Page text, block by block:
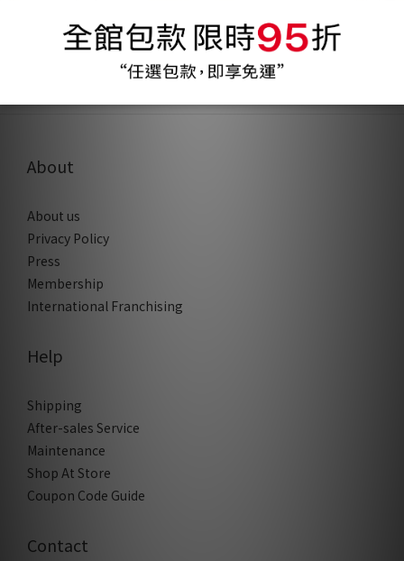
About
About us
Privacy Policy
Press
Membership
International Franchising
Help
Shipping
After-sales Service
Maintenance
Shop At Store
Coupon Code Guide
Contact